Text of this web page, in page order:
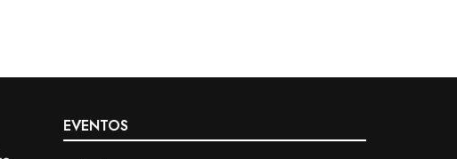
EVENTOS